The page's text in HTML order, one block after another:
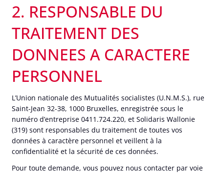
2. RESPONSABLE DU
TRAITEMENT DES
DONNEES A CARACTERE
PERSONNEL
L’Union nationale des Mutualités socialistes (U.N.M.S.), rue
Saint-Jean 32-38, 1000 Bruxelles, enregistrée sous le
numéro d’entreprise 0411.724.220, et Solidaris Wallonie
(319) sont responsables du traitement de toutes vos
données à caractère personnel et veillent à la
confidentialité et la sécurité de ces données.
Pour toute demande, vous pouvez nous contacter par voie